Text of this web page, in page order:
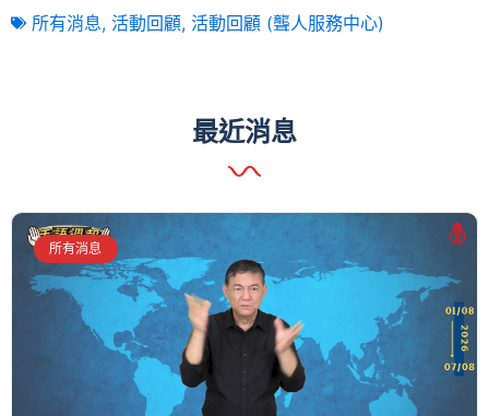
所有消息, 活動回顧, 活動回顧 (聾人服務中心)
最近消息
所有消息